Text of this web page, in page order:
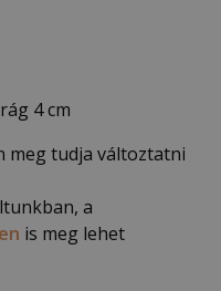
4 cm
meg tudja változtatni
a
is meg lehet